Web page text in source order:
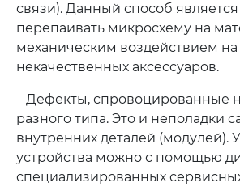
связи). Данный способ
перепаивать микросхему на
механическим воздействием
некачественных аксессуаров.
Дефекты, спровоцированные
разного типа. Это и неполадки
внутренних деталей (модулей).
устройства можно с помощью
специализированных